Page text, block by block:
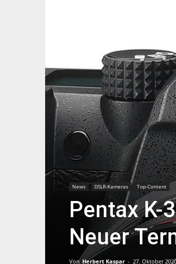
News DSLR-Kameras Top-Content
Pentax K-
Neuer
Von Herbert Kaspar - 27. Oktober